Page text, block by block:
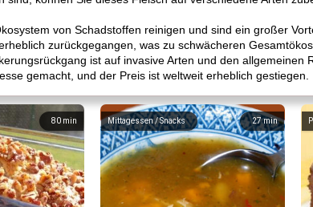
von Schadstoffen reinigen und sind ein großer
zurückgegangen, was zu schwächeren
ist auf invasive Arten und den allgemeinen
gemacht, und der Preis ist weltweit erheblich gestiegen.
80 min 27min
Mittagessen / Snacks